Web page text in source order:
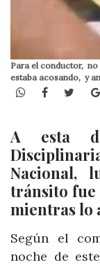
Para el conductor, no
estaba acosando, y
WhatsApp
Facebook
A esta
Nacional,
tránsito fue
mientras lo
Según el
noche de